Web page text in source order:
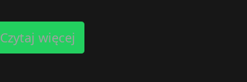
Czytaj więcej